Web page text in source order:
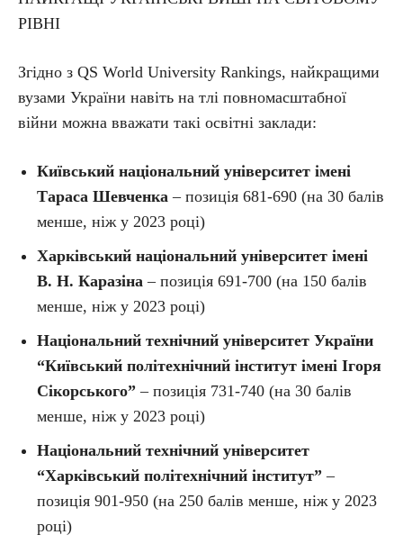
РІВНІ
Згідно з QS World University Rankings, найкращими
вузами України навіть на тлі повномасштабної
війни можна вважати такі освітні заклади:
Київський національний університет імені
Тараса Шевченка – позиція 681-690 (на 30 балів
менше, ніж у 2023 році)
Харківський національний університет імені
В. Н. Каразіна – позиція 691-700 (на 150 балів
менше, ніж у 2023 році)
Національний технічний університет України
“Київський політехнічний інститут імені Ігоря
Сікорського” – позиція 731-740 (на 30 балів
менше, ніж у 2023 році)
Національний технічний університет
“Харківський політехнічний інститут” –
позиція 901-950 (на 250 балів менше, ніж у 2023
році)